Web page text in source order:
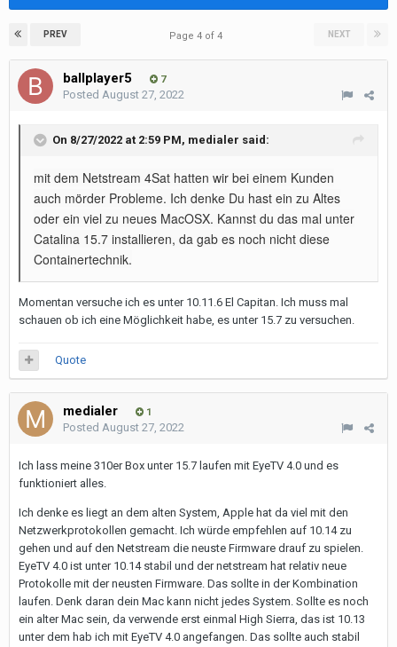
PREV NEXT
Page 4 of 4
ballplayer5 7
Posted August 27, 2022
On 8/27/2022 at 2:59 PM, medialer said:
mit dem Netstream 4Sat hatten wir bei einem Kunden
auch mörder Probleme. Ich denke Du hast ein zu Altes
oder ein viel zu neues MacOSX. Kannst du das mal unter
Catalina 15.7 installieren, da gab es noch nicht diese
Containertechnik.
Momentan versuche ich es unter 10.11.6 El Capitan. Ich muss mal
schauen ob ich eine Möglichkeit habe, es unter 15.7 zu versuchen.
Quote
medialer 1
Posted August 27, 2022
Ich lass meine 310er Box unter 15.7 laufen mit EyeTV 4.0 und es
funktioniert alles.
Ich denke es liegt an dem alten System, Apple hat da viel mit den
Netzwerkprotokollen gemacht. Ich würde empfehlen auf 10.14 zu
gehen und auf den Netstream die neuste Firmware drauf zu spielen.
EyeTV 4.0 ist unter 10.14 stabil und der netstream hat relativ neue
Protokolle mit der neusten Firmware. Das sollte in der Kombination
laufen. Denk daran dein Mac kann nicht jedes System. Sollte es noch
ein alter Mac sein, da verwende erst einmal High Sierra, das ist 10.13
unter dem hab ich mit EyeTV 4.0 angefangen. Das sollte auch stabil